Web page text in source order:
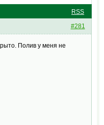
RSS
#281
Полив у меня не